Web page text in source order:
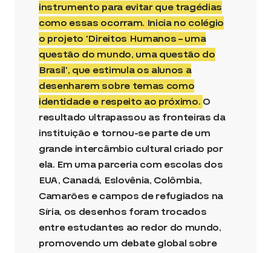
instrumento para evitar que tragédias
como essas ocorram. Inicia no colégio
o projeto ‘Direitos Humanos – uma
questão do mundo, uma questão do
Brasil’, que estimula os alunos a
desenharem sobre temas como
identidade e respeito ao próximo. O
resultado ultrapassou as fronteiras da
instituição e tornou-se parte de um
grande intercâmbio cultural criado por
ela. Em uma parceria com escolas dos
EUA, Canadá, Eslovênia, Colômbia,
Camarões e campos de refugiados na
Síria, os desenhos foram trocados
entre estudantes ao redor do mundo,
promovendo um debate global sobre